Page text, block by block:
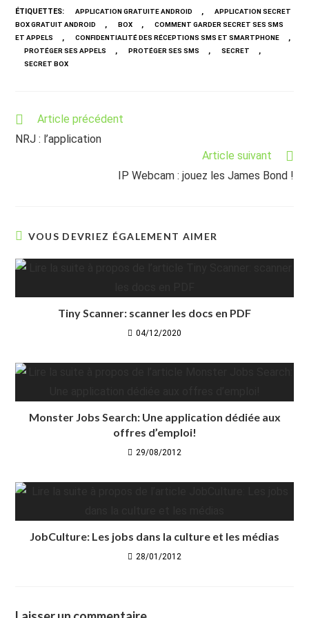
ÉTIQUETTES: APPLICATION GRATUITE ANDROID ,
APPLICATION SECRET
BOX GRATUIT ANDROID
, BOX ,
COMMENT GARDER SECRET SES SMS
ET APPELS
, CONFIDENTIALITÉ DES RÉCEPTIONS SMS ET SMARTPHONE ,
PROTÉGER SES APPELS , PROTÉGER SES SMS , SECRET ,
SECRET BOX
Read
articles
Article précédent
NRJ : l’application
Article suivant
IP Webcam : jouez les James Bond !
VOUS DEVRIEZ ÉGALEMENT AIMER
Tiny Scanner: scanner les docs en PDF
04/12/2020
Monster Jobs Search: Une application dédiée aux
offres d’emploi!
29/08/2012
JobCulture: Les jobs dans la culture et les médias
28/01/2012